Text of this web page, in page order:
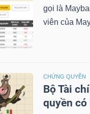
gọi là
viên của
CHỨNG QUYỀN
Bộ Tài
quyền có